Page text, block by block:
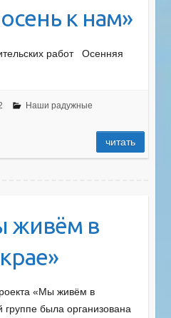
к нам»
работ Осенняя
Наши радужные
читать
живём в
«Мы живём в
была организована